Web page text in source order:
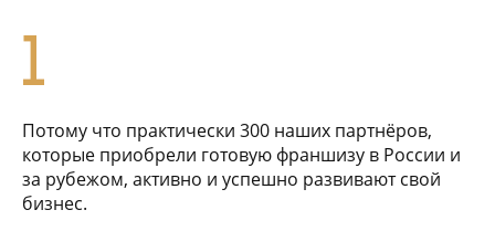
1
Потому что практически 300 наших партнёров,
которые приобрели готовую франшизу в России и
за рубежом, активно и успешно развивают свой
бизнес.